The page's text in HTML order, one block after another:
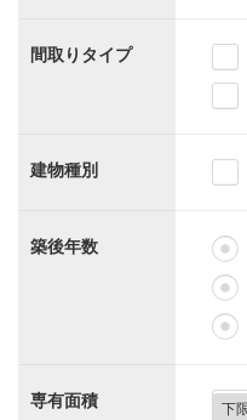
間取りタイプ
建物種別
築後年数
専有面積